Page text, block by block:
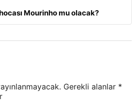
Mourinho mu olacak?
Gerekli alanlar *